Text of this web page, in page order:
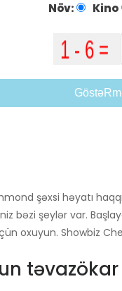
Növ: Kino
şəxsi həyatı
bəzi şeylər var.
oxuyun. Showbiz